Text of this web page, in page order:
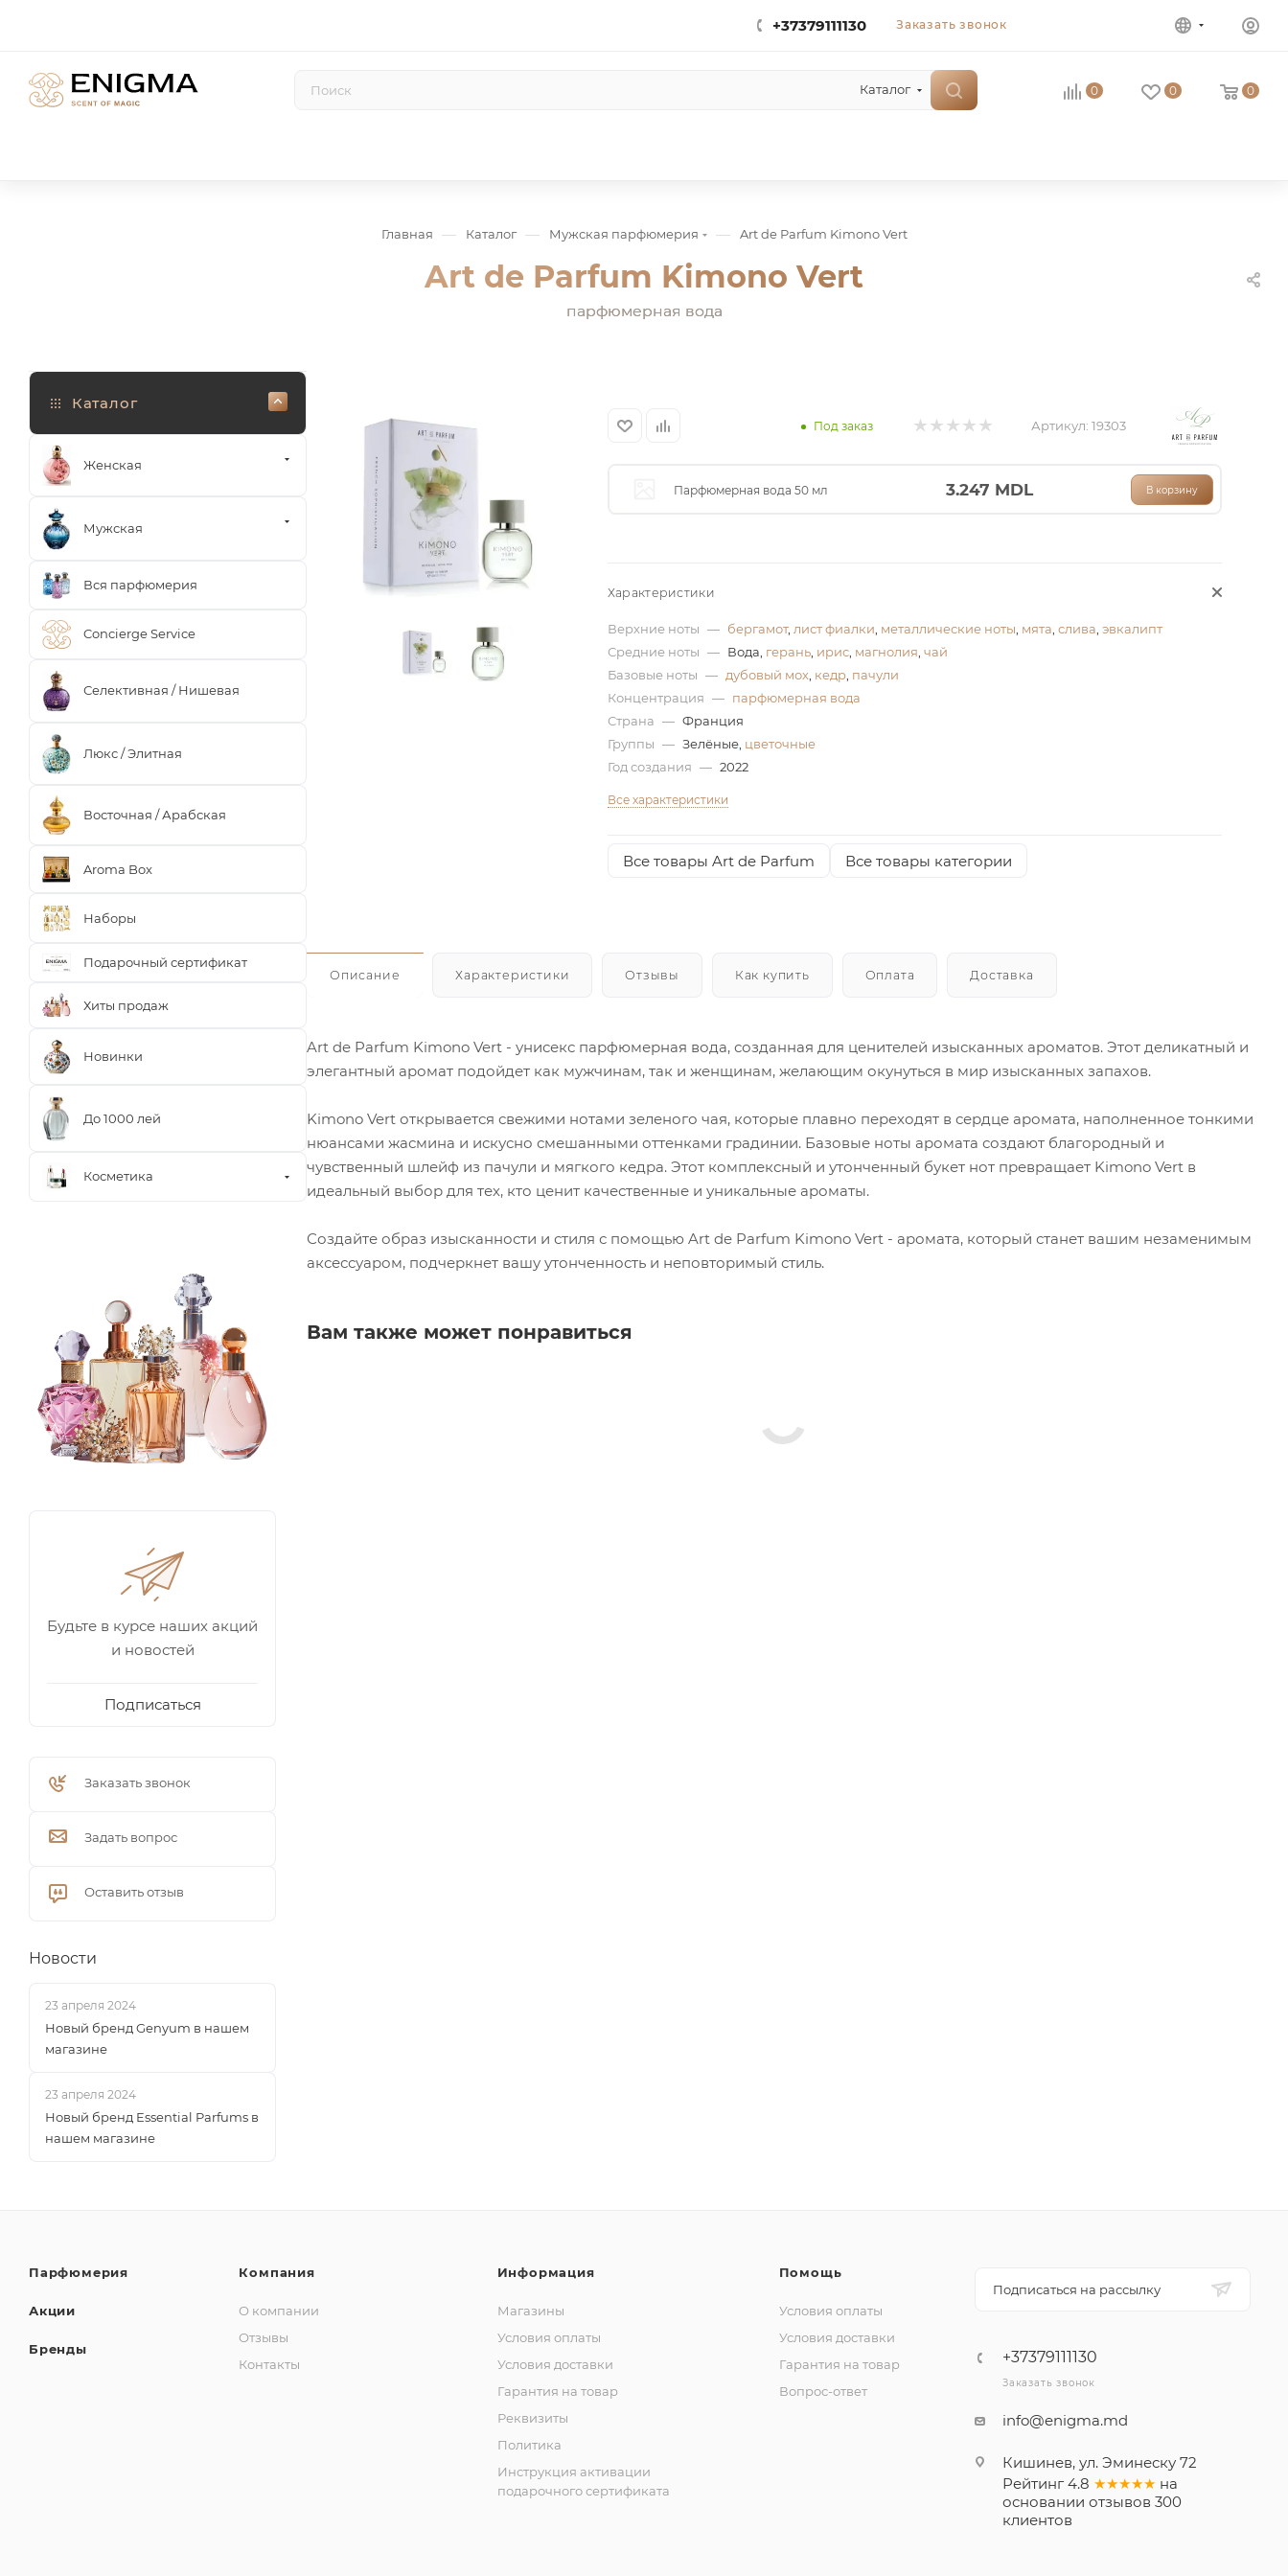
+37379111130 Заказать звонок
Каталог 0 0 0
Главная — Каталог — Мужская парфюмерия — Art de Parfum Kimono Vert
Art de Parfum Kimono Vert
парфюмерная вода
Под заказ Артикул: 19303
Парфюмерная вода 50 мл 3.247 MDL В корзину
Характеристики
Верхние ноты — бергамот, лист фиалки металлические ноты мята слива эвкалипт
Средние ноты — Вода, герань, ирис, магнолия чай
Базовые ноты — дубовый мох, кедр, пачули
Концентрация — парфюмерная вода
Страна — Франция
Группы — Зелёные, цветочные
Год создания — 2022
Все характеристики
Все товары Art de Parfum Все товары категории
Описание Характеристики Отзывы Как купить Оплата Доставка
Art de Parfum Kimono Vert - унисекс парфюмерная вода, созданная для ценителей изысканных ароматов. Этот деликатный и
элегантный аромат подойдет как мужчинам, так и женщинам, желающим окунуться в мир изысканных запахов.
Kimono Vert открывается свежими нотами зеленого чая, которые плавно переходят в сердце аромата, наполненное тонкими
нюансами жасмина и искусно смешанными оттенками градинии. Базовые ноты аромата создают благородный и
чувственный шлейф из пачули и мягкого кедра. Этот комплексный и утонченный букет нот превращает Kimono Vert в
идеальный выбор для тех, кто ценит качественные и уникальные ароматы.
Создайте образ изысканности и стиля с помощью Art de Parfum Kimono Vert - аромата, который станет вашим незаменимым
аксессуаром, подчеркнет вашу утонченность и неповторимый стиль.
Вам также может понравиться
Каталог
Женская
Мужская
Вся парфюмерия
Concierge Service
Селективная / Нишевая
Люкс / Элитная
Восточная / Арабская
Aroma Box
Наборы
Подарочный сертификат
Хиты продаж
Новинки
До 1000 лей
Косметика
Будьте в курсе наших акций
и новостей
Подписаться
Заказать звонок
Задать вопрос
Оставить отзыв
Новости
23 апреля 2024
Новый бренд Genyum в нашем
магазине
23 апреля 2024
Новый бренд Essential Parfums в
нашем магазине
Парфюмерия
Акции
Бренды
Компания
О компании
Отзывы
Контакты
Информация
Магазины
Условия оплаты
Условия доставки
Гарантия на товар
Реквизиты
Политика
Инструкция активации
подарочного сертификата
Помощь
Условия оплаты
Условия доставки
Гарантия на товар
Вопрос-ответ
Подписаться на рассылку
+37379111130
Заказать звонок
info@enigma.md
Кишинев, ул. Эминеску 72
Рейтинг 4.8 ★★★★★ на
основании отзывов 300
клиентов